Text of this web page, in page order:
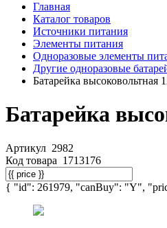
Главная
Каталог товаров
Источники питания
Элементы питания
Одноразовые элементы
Другие одноразовые
Батарейка
Батарейка
Артикул 2982
Код товара 1713176
{ "id": 261979, "canBuy": "Y",